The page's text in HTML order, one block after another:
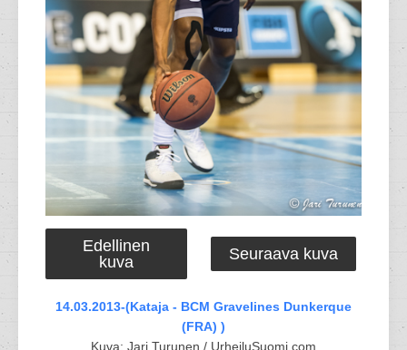
Edellinen
kuva
Seuraava kuva
14.03.2013-(Kataja - BCM Gravelines Dunkerque
(FRA) )
Kuva: Jari Turunen / UrheiluSuomi.com